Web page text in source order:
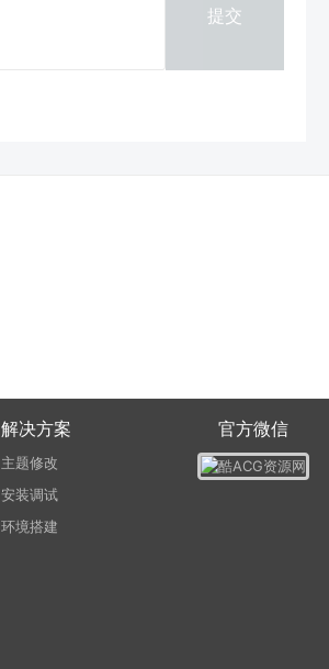
提交
解决方案
主题修改
安装调试
环境搭建
官方微信